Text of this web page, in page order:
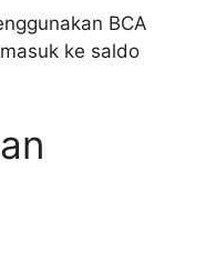
BCA
ke saldo